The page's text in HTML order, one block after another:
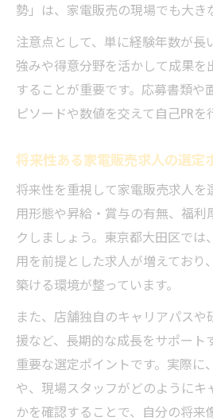
勢」は、家電販売の現場でも大き
注意点として、単に経験年数が長
強みや得意分野を活かして成果を
することが重要です。応募書類や
ピソードや数値を交えて自己PRを
将来性ある家電販売求人の選定
将来性を重視して家電販売求人を
用形態や昇給・賞与の有無、福利
クしましょう。東京都大田区では
用を前提とした求人が増えており
築ける環境が整っています。
また、店舗独自のキャリアパスや
援など、長期的な成長をサポート
重要な選定ポイントです。実際に
や、現場スタッフがどのようにキ
かを確認することで、自分の将来